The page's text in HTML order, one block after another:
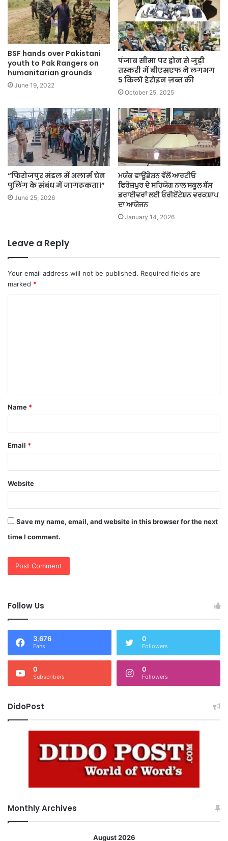
BSF hands over Pakistani
youth to Pak Rangers on
humanitarian grounds
June 19, 2022
पंजाब सीमा पर ड्रोन से जुड़ी
तस्करी में बीएसएफ ने लगभग
5 किलो हेरोइन ज़ब्त की
October 25, 2025
“फिरोजपुर मंडल में अलार्म चेन
पुलिंग के संबंध में जागरूकता।”
June 25, 2026
ਮਯੰਕ ਫਾਊਂਡੇਸ਼ਨ ਵੱਲੋਂ ਆਰਟੀਓ
ਫਿਰੋਜ਼ਪੁਰ ਦੇ ਸਹਿਯੋਗ ਨਾਲ ਸਕੂਲ ਬੱਸ
ਡਰਾਈਵਰਾਂ ਲਈ ਓਰੀਏਂਟੇਸ਼ਨ ਵਰਕਸ਼ਾਪ
ਦਾ ਆਯੋਜਨ
January 14, 2026
Leave a Reply
Your email address will not be published. Required fields are
marked *
t
*
Name *
Email *
Website
Save my name, email, and website in this browser for the next
time I comment.
Follow Us
3,676
Fans
0
Followers
0
Subscribers
0
Followers
DidoPost
Monthly Archives
August 2026